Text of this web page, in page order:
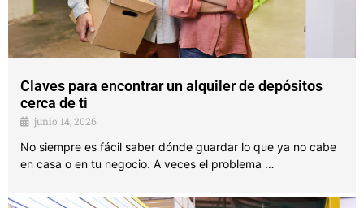
Claves para encontrar un alquiler de depósitos
cerca de ti
junio 14, 2026
No siempre es fácil saber dónde guardar lo que ya no cabe
en casa o en tu negocio. A veces el problema …